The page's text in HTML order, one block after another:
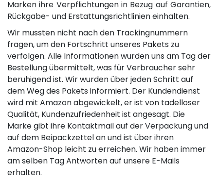
Marken ihre Verpflichtungen in Bezug auf Garantien,
Rückgabe- und Erstattungsrichtlinien einhalten.
Wir mussten nicht nach den Trackingnummern
fragen, um den Fortschritt unseres Pakets zu
verfolgen. Alle Informationen wurden uns am Tag der
Bestellung übermittelt, was für Verbraucher sehr
beruhigend ist. Wir wurden über jeden Schritt auf
dem Weg des Pakets informiert. Der Kundendienst
wird mit Amazon abgewickelt, er ist von tadelloser
Qualität, Kundenzufriedenheit ist angesagt. Die
Marke gibt ihre Kontaktmail auf der Verpackung und
auf dem Beipackzettel an und ist über ihren
Amazon-Shop leicht zu erreichen. Wir haben immer
am selben Tag Antworten auf unsere E-Mails
erhalten.